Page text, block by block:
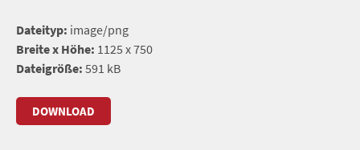
STANDORT & KONTAKT
Dateityp: image/png
Breite x Höhe: 1125 x 750
Dateigröße: 591 kB
DOWNLOAD